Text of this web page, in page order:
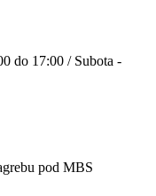
do 17:00 / Subota -
pod MBS